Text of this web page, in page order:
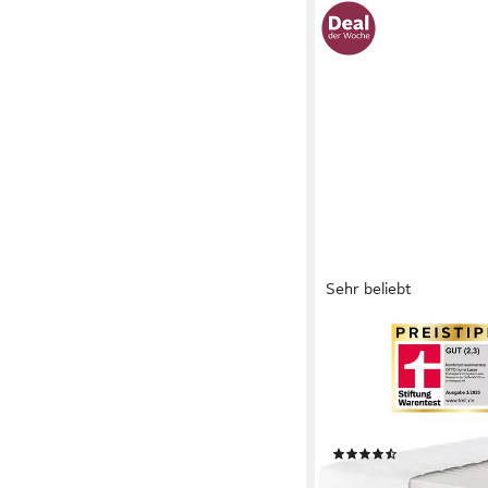
Sehr beliebt
OTTO HOME
140x200 cm &
Stiftung Warentest
(4770)
ab 159,99 € UVP